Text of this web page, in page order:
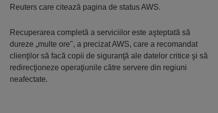
Reuters care citează pagina de status AWS.
Recuperarea completă a serviciilor este aşteptată să
dureze „multe ore", a precizat AWS, care a recomandat
clienţilor să facă copii de siguranţă ale datelor critice şi să
redirecţioneze operaţiunile către servere din regiuni
neafectate.